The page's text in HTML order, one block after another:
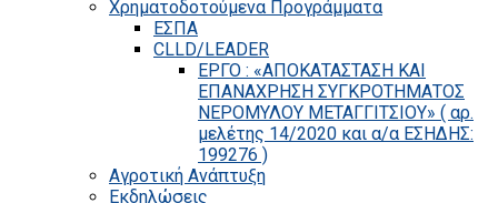
Χρηματοδοτούμενα Προγράμματα
ΕΣΠΑ
CLLD/LEADER
ΕΡΓΟ : «ΑΠΟΚΑΤΑΣΤΑΣΗ ΚΑΙ
ΕΠΑΝΑΧΡΗΣΗ ΣΥΓΚΡΟΤΗΜΑΤΟΣ
ΝΕΡΟΜΥΛΟΥ ΜΕΤΑΓΓΙΤΣΙΟΥ» ( αρ.
μελέτης 14/2020 και α/α ΕΣΗΔΗΣ:
199276 )
Αγροτική Ανάπτυξη
Εκδηλώσεις